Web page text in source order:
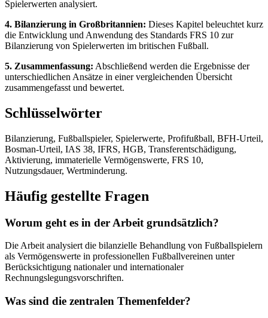
Spielerwerten analysiert.
4. Bilanzierung in Großbritannien: Dieses Kapitel beleuchtet kurz
die Entwicklung und Anwendung des Standards FRS 10 zur
Bilanzierung von Spielerwerten im britischen Fußball.
5. Zusammenfassung: Abschließend werden die Ergebnisse der
unterschiedlichen Ansätze in einer vergleichenden Übersicht
zusammengefasst und bewertet.
Schlüsselwörter
Bilanzierung, Fußballspieler, Spielerwerte, Profifußball, BFH-Urteil,
Bosman-Urteil, IAS 38, IFRS, HGB, Transferentschädigung,
Aktivierung, immaterielle Vermögenswerte, FRS 10,
Nutzungsdauer, Wertminderung.
Häufig gestellte Fragen
Worum geht es in der Arbeit grundsätzlich?
Die Arbeit analysiert die bilanzielle Behandlung von Fußballspielern
als Vermögenswerte in professionellen Fußballvereinen unter
Berücksichtigung nationaler und internationaler
Rechnungslegungsvorschriften.
Was sind die zentralen Themenfelder?